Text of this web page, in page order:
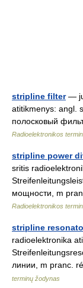
stripline filter—
atitikmenys: angl.
полосковый
Radioelektronikos
stripline power
sritis
мощности, m
Radioelektronikos
stripline
radioelektronika
линии, m pranc.
terminų žodynas